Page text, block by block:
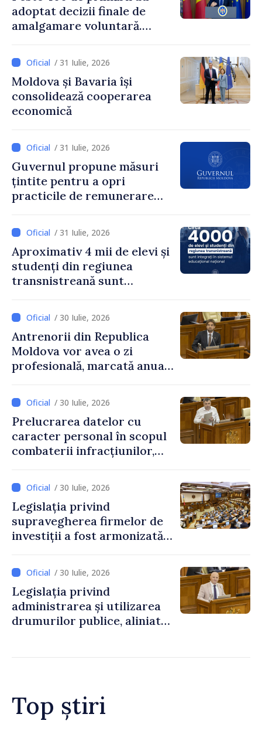
adoptat decizii finale de
amalgamare voluntară.
Guvernului, Alexei Buzu:
„85,5% dintre primării au
inițiat procesul. Le
mulțumim aleșilor locali
pentru că au pus pe primul
dezvoltar
/ 31 Iulie, 2026
Moldova și Bavaria își
consolidează cooperarea
economică
/ 31 Iulie, 2026
Guvernul propune măsuri
țintite pentru a opri
practicile de remunerare
/ 31 Iulie, 2026
Aproximativ 4 mii de elevi și
studenți din regiunea
transnistreană sunt
educațional național
/ 30 Iulie, 2026
Antrenorii din Republica
Moldova vor avea o zi
profesională, marcată anual
/ 30 Iulie, 2026
Prelucrarea datelor cu
caracter personal în scopul
combaterii infracțiunilor,
/ 30 Iulie, 2026
Legislația privind
supravegherea firmelor de
investiții a fost armonizată
/ 30 Iulie, 2026
Legislația privind
administrarea și utilizarea
drumurilor publice, aliniată
Top știri